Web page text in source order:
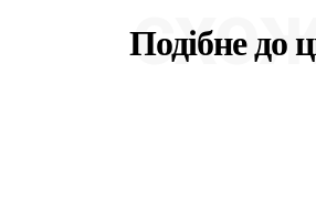
Подібне до